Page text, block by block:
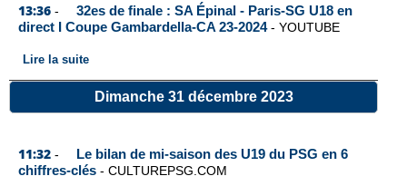
13:36 -
32es de finale : SA Épinal - Paris-SG U18 en
direct I Coupe Gambardella-CA 23-2024- YOUTUBE
Lire la suite
Dimanche 31 décembre 2023
11:32 -
Le bilan de mi-saison des U19 du PSG en 6
chiffres-clés - CULTUREPSG.COM